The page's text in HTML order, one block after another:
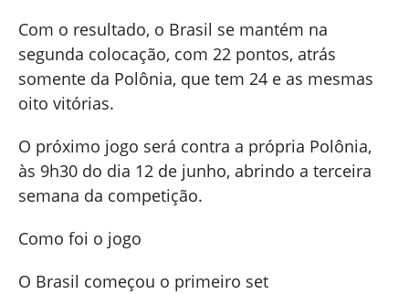
Com o resultado, o Brasil se mantém na
segunda colocação, com 22 pontos, atrás
somente da Polônia, que tem 24 e as mesmas
oito vitórias.
O próximo jogo será contra a própria Polônia,
às 9h30 do dia 12 de junho, abrindo a terceira
semana da competição.
Como foi o jogo
O Brasil começou o primeiro set